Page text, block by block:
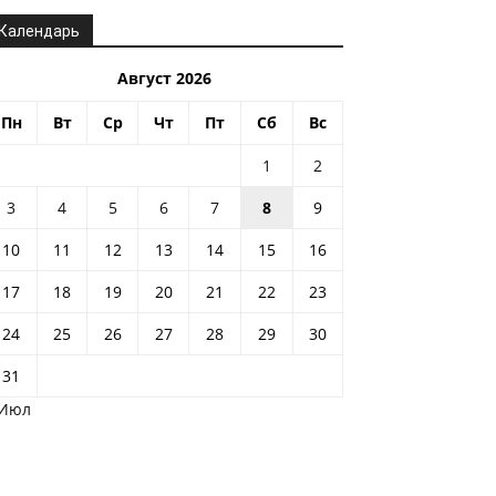
Август 2026
Пн Вт Ср Чт Пт Сб Вс
1
2
3
4 5 6 7 8
9
10
11 12 13 14 15
16
17
18 19 20 21 22
23
24
25 26 27 28 29
30
31